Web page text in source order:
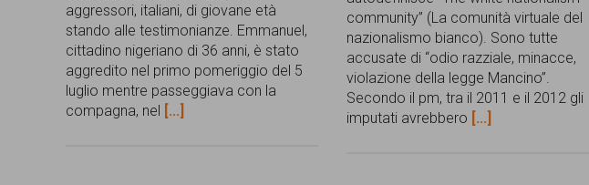
aggressori, italiani, di giovane età
stando alle testimonianze. Emmanuel,
cittadino nigeriano di 36 anni, è stato
aggredito nel primo pomeriggio del 5
luglio mentre passeggiava con la
compagna, nel [...]
community” (La comunità virtuale del
nazionalismo bianco). Sono tutte
accusate di “odio razziale, minacce,
violazione della legge Mancino”.
Secondo il pm, tra il 2011 e il 2012 gli
imputati avrebbero [...]